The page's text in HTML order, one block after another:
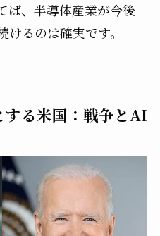
ば、半導体産業が今後
るのは確実です。
る米国：戦争とAI